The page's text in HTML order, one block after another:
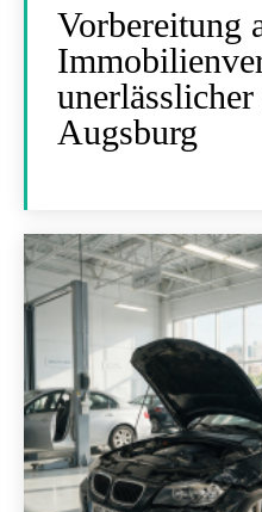
Vorbereitung
Augsburg